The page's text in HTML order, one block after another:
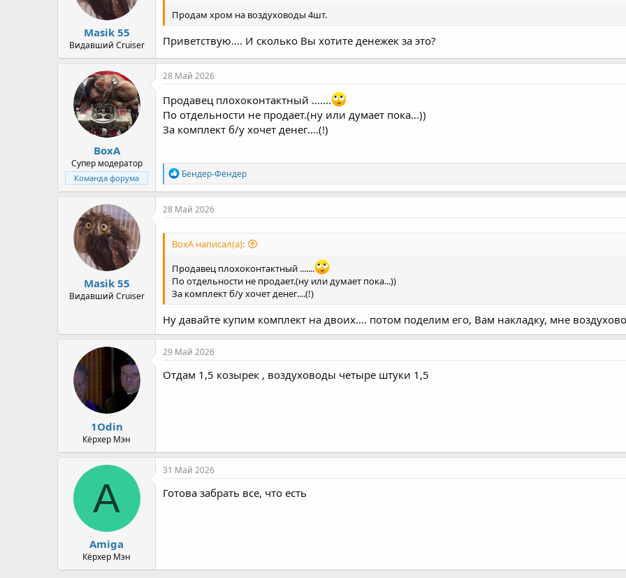
Masik 55
Видавший Cruiser
Продам хром на воздуховоды 4шт.
Приветствую.... И сколько Вы хотите денежек за это?
ВохА
Супер модератор
Команда форума
28 Май 2026
Продавец плохоконтактный .......
По отдельности не продает.(ну или думает пока...))
За комплект б/у хочет денег....(!)
Р
е
а
к
:
Бендер-Фендер
Masik 55
Видавший Cruiser
28 Май 2026
ВохА написал(а):
Продавец плохоконтактный .......
По отдельности не продает.(ну или думает пока...))
За комплект б/у хочет денег....(!)
Ну давайте купим комплект на двоих.... потом поделим его, Вам накладку, мне
1Odin
Кёрхер Мэн
29 Май 2026
Отдам 1,5 козырек , воздуховоды четыре штуки 1,5
A
Amiga
Кёрхер Мэн
31 Май 2026
Готова забрать все, что есть